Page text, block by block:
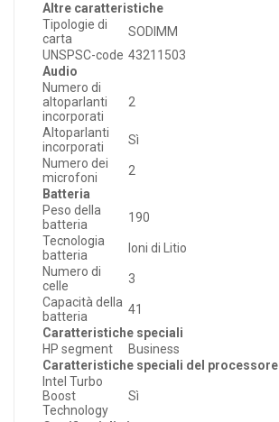
Altre caratteristiche
Tipologie di
carta
SODIMM
UNSPSC-code 43211503
Audio
Numero di
altoparlanti
incorporati
2
Altoparlanti
incorporati
Sì
Numero dei
microfoni
2
Batteria
Peso della
batteria
190
Tecnologia
batteria
Ioni di Litio
Numero di
celle
3
Capacità della
batteria
41
Caratteristiche speciali
HP segment
Business
Caratteristiche speciali del processore
Intel Turbo
Boost
Technology
Sì